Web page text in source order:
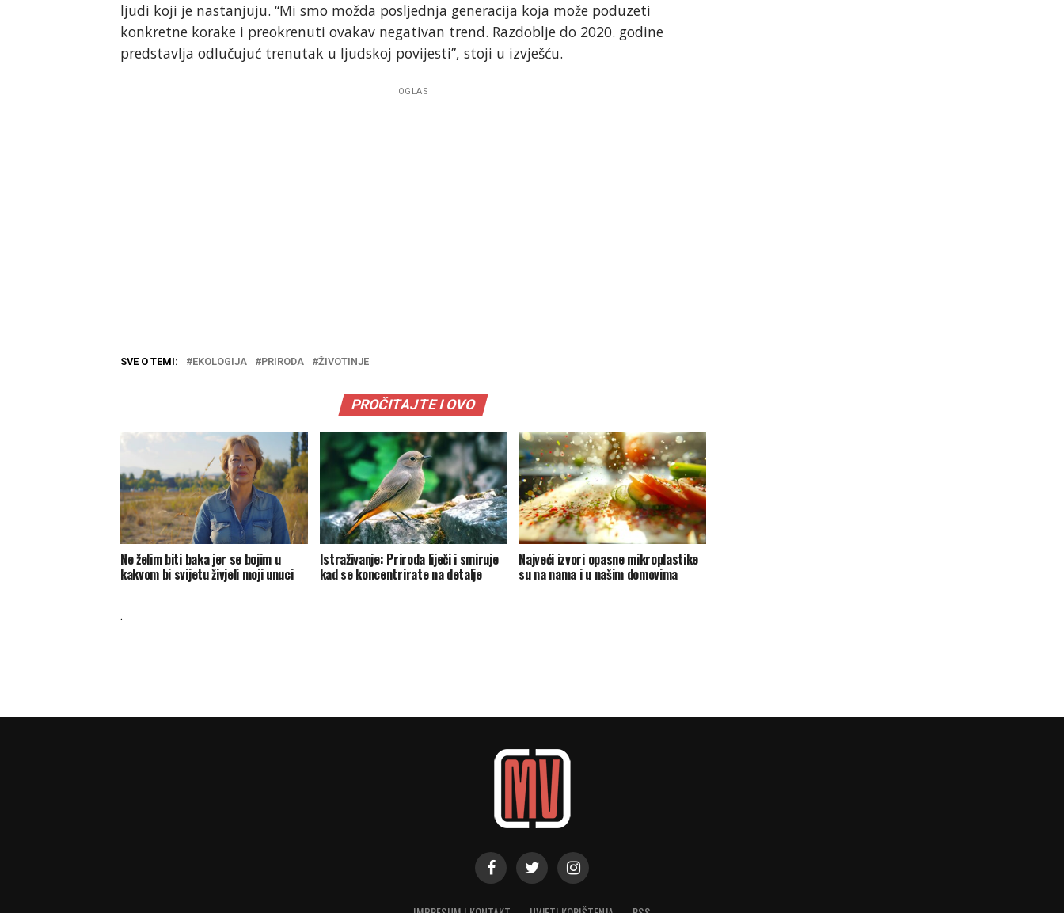
ljudi koji je nastanjuju. “Mi smo možda posljednja generacija koja može poduzeti
konkretne korake i preokrenuti ovakav negativan trend. Razdoblje do 2020. godine
predstavlja odlučujuć trenutak u ljudskoj povijesti”, stoji u izvješću.
OGLAS
SVE O TEMI: EKOLOGIJA PRIRODA ŽIVOTINJE
PROČITAJTE I OVO
Ne želim biti baka jer se bojim u
kakvom bi svijetu živjeli moji unuci
Istraživanje: Priroda liječi i smiruje
kad se koncentrirate na detalje
Najveći izvori opasne mikroplastike
su na nama i u našim domovima
.